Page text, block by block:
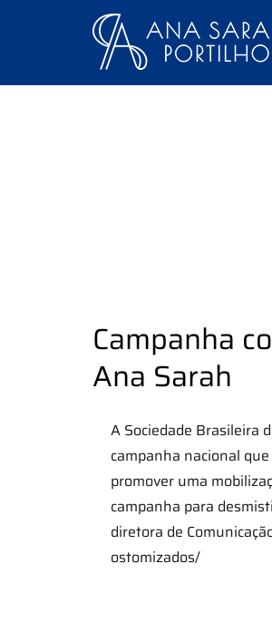
conteúdo
Campanha
Ana Sarah
A Sociedade Brasileira
campanha nacional
promover uma
campanha para
diretora de
ostomizados/